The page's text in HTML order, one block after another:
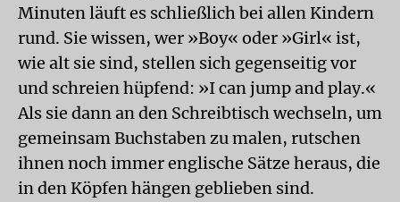
Minuten läuft es schließlich bei allen Kindern
rund. Sie wissen, wer »Boy« oder »Girl« ist,
wie alt sie sind, stellen sich gegenseitig vor
und schreien hüpfend: »I can jump and play.«
Als sie dann an den Schreibtisch wechseln, um
gemeinsam Buchstaben zu malen, rutschen
ihnen noch immer englische Sätze heraus, die
in den Köpfen hängen geblieben sind.